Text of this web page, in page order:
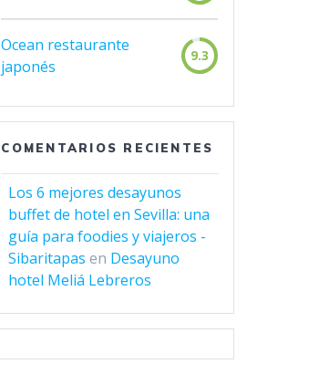
Ocean restaurante
japonés
9.3
COMENTARIOS RECIENTES
Los 6 mejores desayunos
buffet de hotel en Sevilla: una
guía para foodies y viajeros -
Sibaritapas en Desayuno
hotel Meliá Lebreros